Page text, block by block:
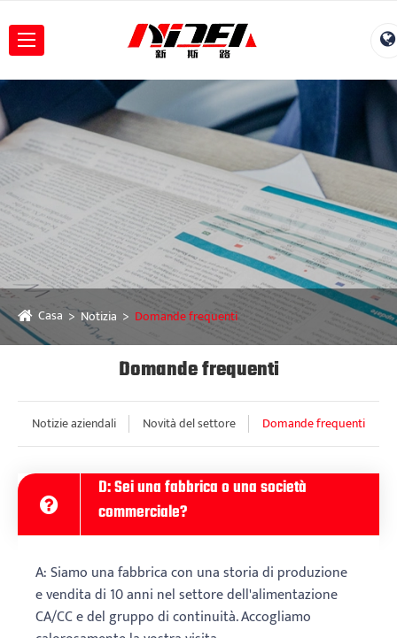
Casa Notizia Domande frequenti
Domande frequenti
Notizie aziendali Novità del settore Domande frequenti
D: Sei una fabbrica o una società
commerciale?
A: Siamo una fabbrica con una storia di produzione
e vendita di 10 anni nel settore dell'alimentazione
CA/CC e del gruppo di continuità. Accogliamo